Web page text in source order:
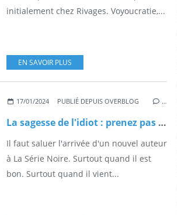
initialement chez Rivages. Voyoucratie,...
EN SAVOIR PLUS
17/01/2024 PUBLIÉ DEPUIS OVERBLOG …
La sagesse de l'idiot : prenez pas Toni pour un con
Il faut saluer l'arrivée d'un nouvel auteur
à La Série Noire. Surtout quand il est
bon. Surtout quand il vient...